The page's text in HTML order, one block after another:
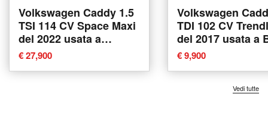
Volkswagen Caddy 1.5
TSI 114 CV Space Maxi
del 2022 usata a
Piacenza
€ 27,900
Volkswagen
TDI 102 CV
del 2017 usata a
Umbra
€ 9,900
Vedi tutte